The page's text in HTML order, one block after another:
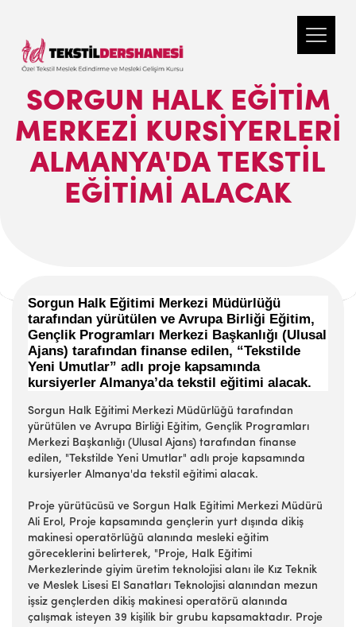
SORGUN HALK EĞITIM
MERKEZI KURSIYERLERI
ALMANYA'DA TEKSTIL
EĞITIMI ALACAK
Sorgun Halk Eğitimi Merkezi Müdürlüğü
tarafından yürütülen ve Avrupa Birliği Eğitim,
Gençlik Programları Merkezi Başkanlığı (Ulusal
Ajans) tarafından finanse edilen, “Tekstilde
Yeni Umutlar” adlı proje kapsamında
kursiyerler Almanya’da tekstil eğitimi alacak.
Sorgun Halk Eğitimi Merkezi Müdürlüğü tarafından
yürütülen ve Avrupa Birliği Eğitim, Gençlik Programları
Merkezi Başkanlığı (Ulusal Ajans) tarafından finanse
edilen, "Tekstilde Yeni Umutlar" adlı proje kapsamında
kursiyerler Almanya'da tekstil eğitimi alacak.
Proje yürütücüsü ve Sorgun Halk Eğitimi Merkezi Müdürü
Ali Erol, Proje kapsamında gençlerin yurt dışında dikiş
makinesi operatörlüğü alanında mesleki eğitim
göreceklerini belirterek, "Proje, Halk Eğitimi
Merkezlerinde giyim üretim teknolojisi alanı ile Kız Teknik
ve Meslek Lisesi El Sanatları Teknolojisi alanından mezun
işsiz gençlerden dikiş makinesi operatörü alanında
çalışmak isteyen 39 kişilik bir grubu kapsamaktadır. Proje